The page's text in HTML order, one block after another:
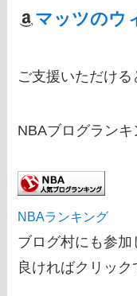
マッツのウ
ご支援いただける
NBAブログランキ
NBAランキング
ブログ村にも参加
良ければクリック